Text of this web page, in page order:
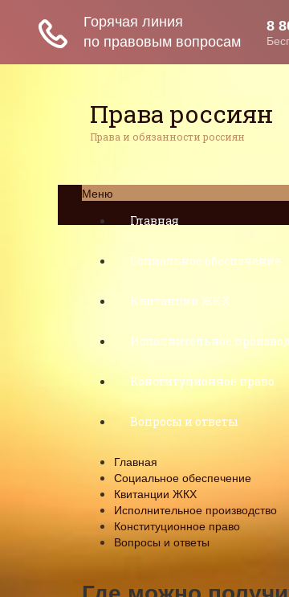
Права россиян
Права и обязанности россиян
Меню
Главная
Социальное обеспечение
Квитанции ЖКХ
Исполнительное
Конституционное право
Вопросы и ответы
Главная
Социальное обеспечение
Квитанции ЖКХ
Исполнительное производство
Конституционное право
Вопросы и ответы